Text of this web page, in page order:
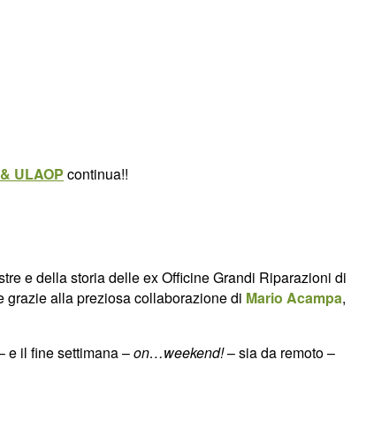
ULAOP continua!!
e della storia delle ex Officine Grandi Riparazioni di
grazie alla preziosa collaborazione di Mario Acampa,
e il fine settimana –on…weekend!– sia da remoto –